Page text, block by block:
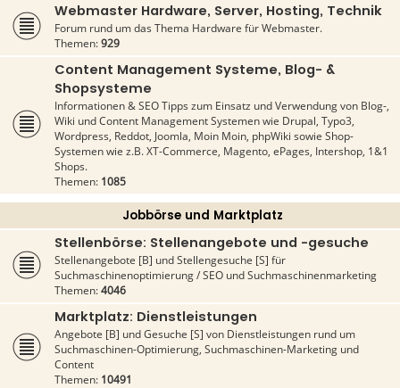
Webmaster Hardware, Server, Hosting, Technik
Forum rund um das Thema Hardware für Webmaster.
Themen:929
Content Management Systeme, Blog- &
Shopsysteme
Informationen & SEO Tipps zum Einsatz und Verwendung von Blog-,
Wiki und Content Management Systemen wie Drupal, Typo3,
Wordpress, Reddot, Joomla, Moin Moin, phpWiki sowie Shop-
Systemen wie z.B. XT-Commerce, Magento, ePages, Intershop, 1&1
Shops.
Themen: 1085
Jobbörse und Marktplatz
Stellenbörse: Stellenangebote und -gesuche
Stellenangebote [B] und Stellengesuche [S] für
Suchmaschinenoptimierung / SEO und Suchmaschinenmarketing
Themen:4046
Marktplatz: Dienstleistungen
Angebote [B] und Gesuche [S] von Dienstleistungen rund um
Suchmaschinen-Optimierung, Suchmaschinen-Marketing und
Content
Themen: 10491